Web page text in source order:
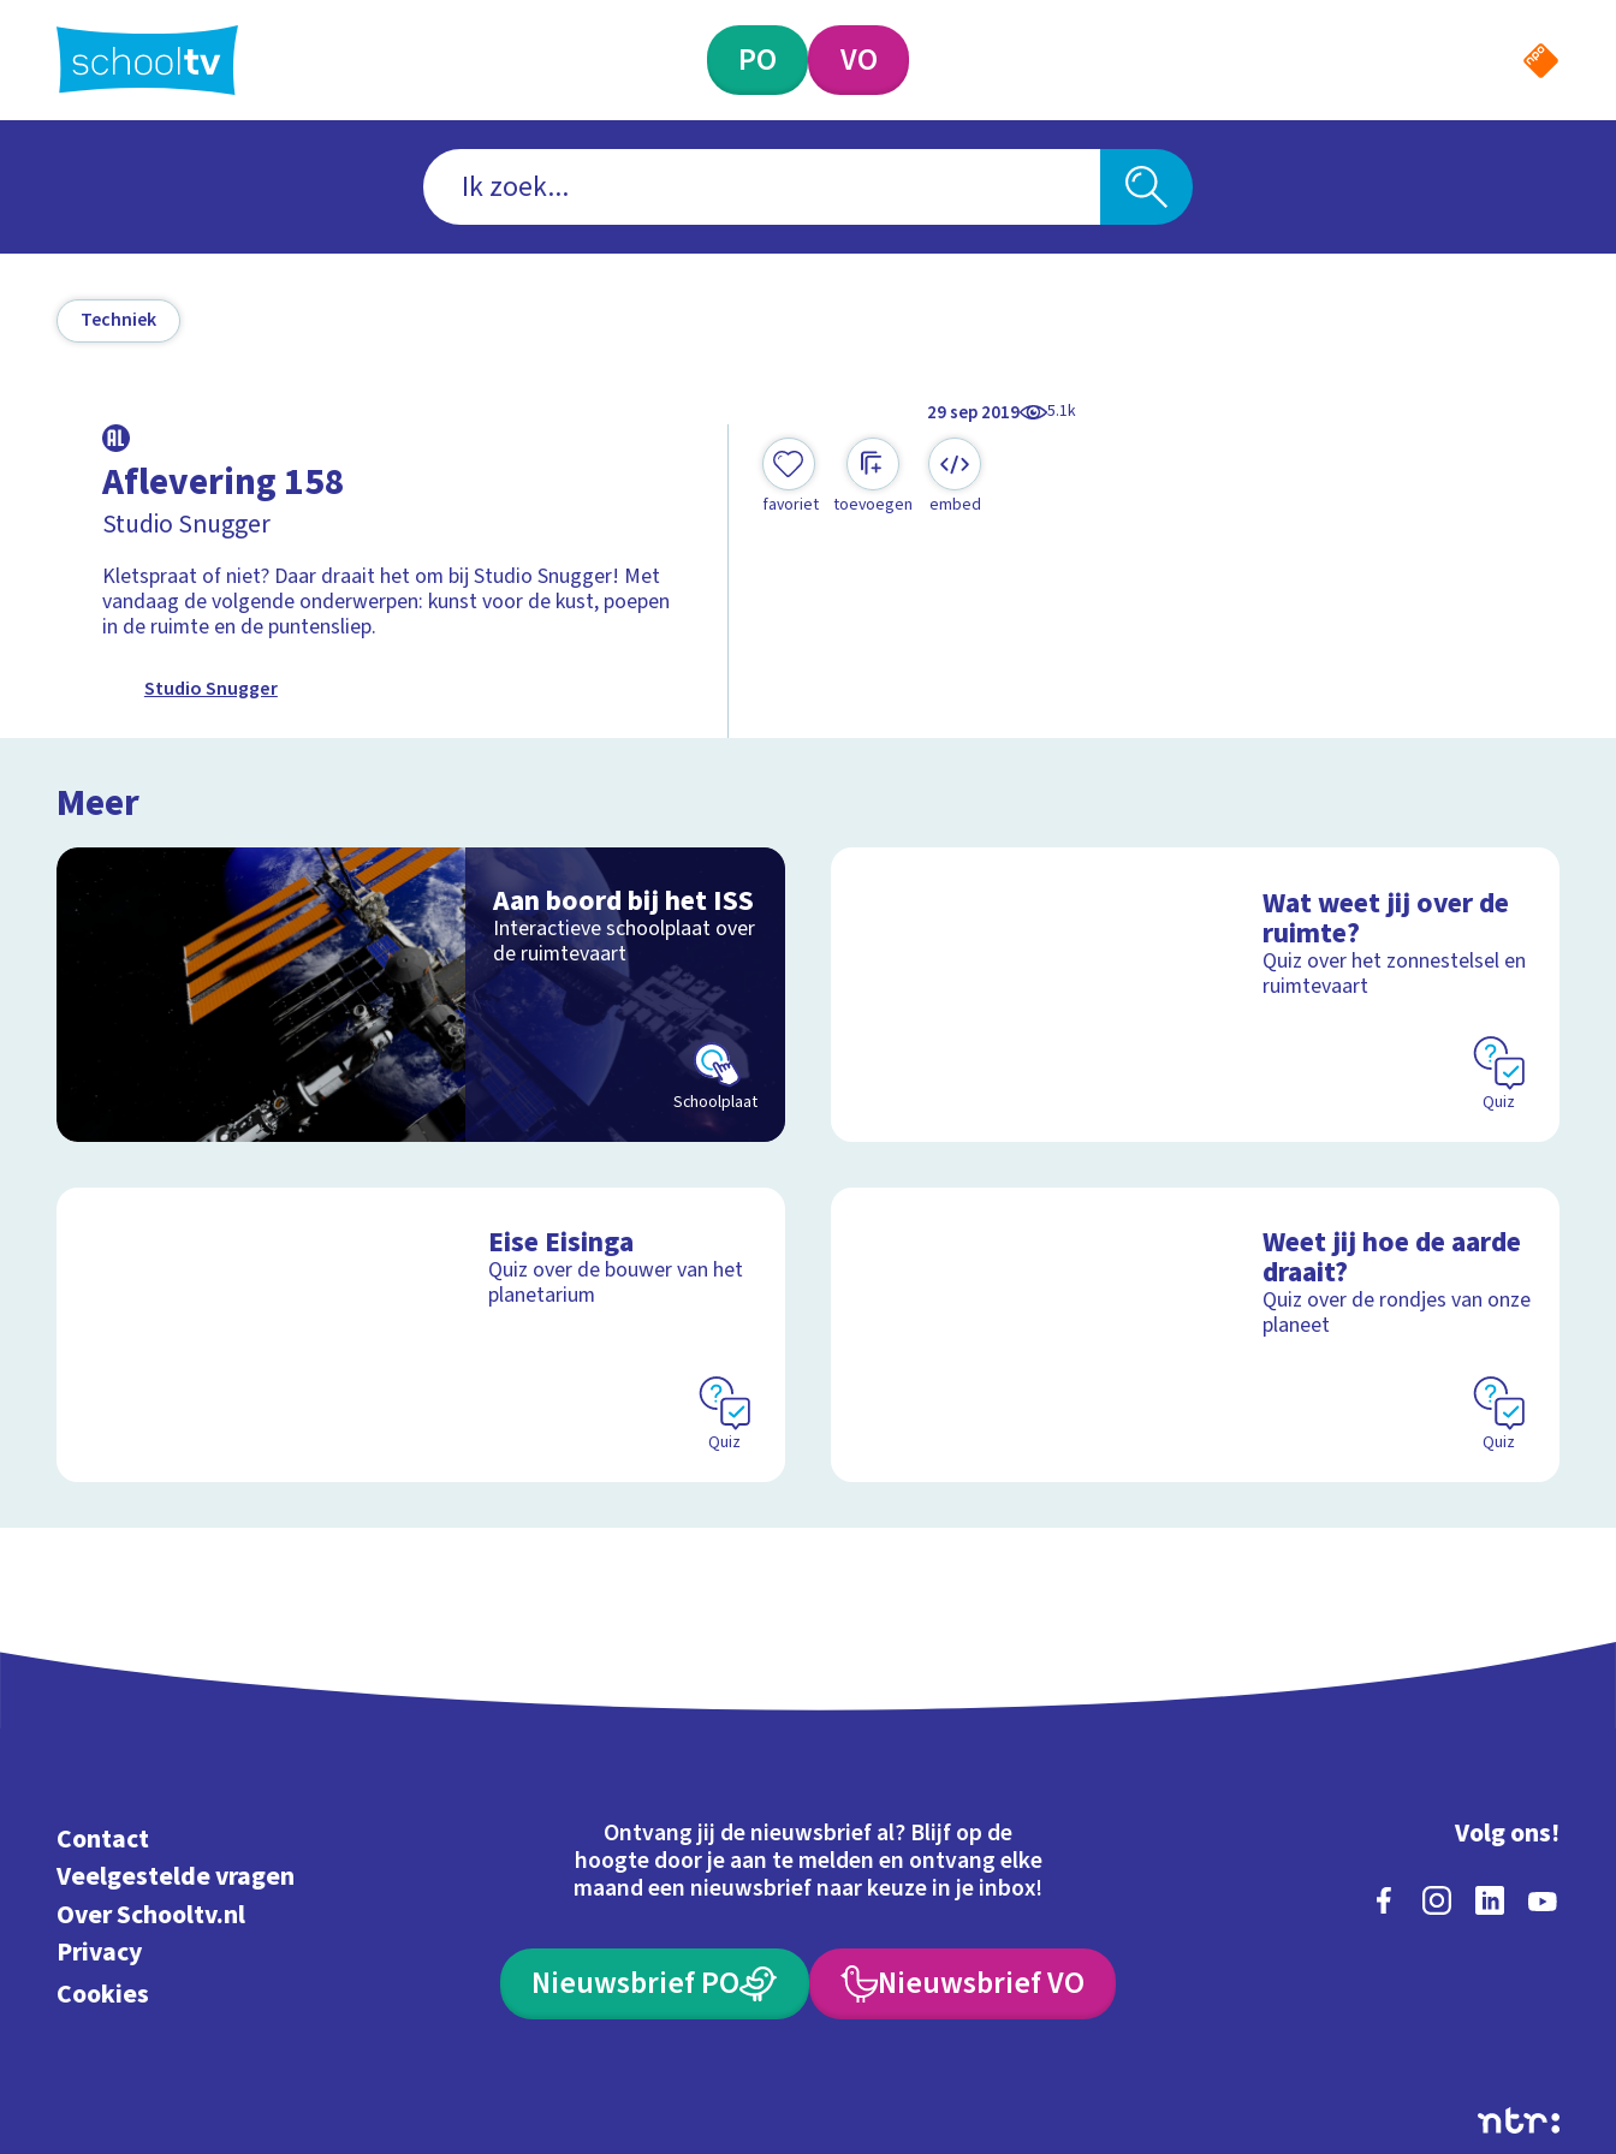
hoofdinhoud
PO VO
Techniek
29 sep 2019 5.1k
Aflevering 158
Studio Snugger
Kletspraat of niet? Daar draait het om bij Studio Snugger! Met
vandaag de volgende onderwerpen: kunst voor de kust, poepen
in de ruimte en de puntensliep.
Studio Snugger
favoriet toevoegen embed
Meer
Aan boord bij het ISS
Interactieve schoolplaat over
de ruimtevaart
Schoolplaat
Wat weet jij over de
ruimte?
Quiz over het zonnestelsel en
ruimtevaart
Quiz
Eise Eisinga
Quiz over de bouwer van het
planetarium
Quiz
Weet jij hoe de aarde
draait?
Quiz over de rondjes van onze
planeet
Quiz
Contact
Veelgestelde vragen
Over Schooltv.nl
Privacy
Cookies
Ontvang jij de nieuwsbrief al? Blijf op de
hoogte door je aan te melden en ontvang elke
maand een nieuwsbrief naar keuze in je inbox!
Nieuwsbrief PO Nieuwsbrief VO
Volg ons!